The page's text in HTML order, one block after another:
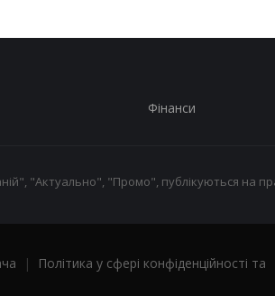
Фінанси
"Актуально", "Промо", публікуються на
|
Політика у сфері конфіденційності та